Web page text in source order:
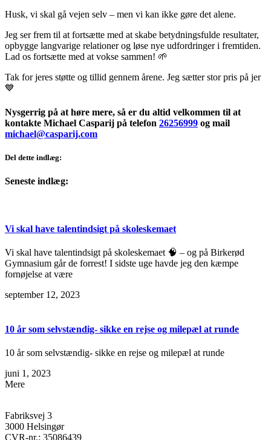
Husk, vi skal gå vejen selv – men vi kan ikke gøre det alene.
Jeg ser frem til at fortsætte med at skabe betydningsfulde resultater,
opbygge langvarige relationer og løse nye udfordringer i fremtiden.
Lad os fortsætte med at vokse sammen! 🌱
Tak for jeres støtte og tillid gennem årene. Jeg sætter stor pris på jer
💙
Nysgerrig på at høre mere, så er du altid velkommen til at
kontakte Michael Casparij på telefon 26256999 og mail
michael@casparij.com
Del dette indlæg:
Seneste indlæg:
Vi skal have talentindsigt på skoleskemaet
Vi skal have talentindsigt på skoleskemaet 🧠 – og på Birkerød
Gymnasium går de forrest! I sidste uge havde jeg den kæmpe
fornøjelse at være
september 12, 2023
10 år som selvstændig- sikke en rejse og milepæl at runde
10 år som selvstændig- sikke en rejse og milepæl at runde
juni 1, 2023
Mere
Fabriksvej 3
3000 Helsingør
CVR-nr.: 35086439